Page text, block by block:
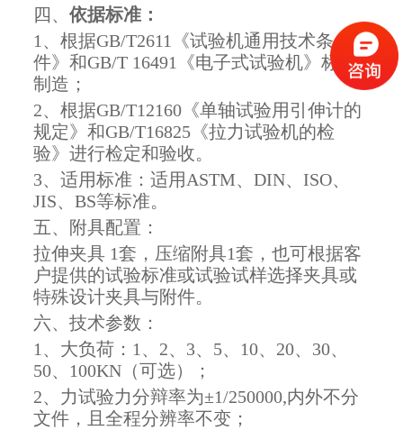
四、依据标准：
1、根据GB/T2611《试验机通用技术条
件》和GB/T 16491《电子式试验机》标准
制造；
2、根据GB/T12160《单轴试验用引伸计的
规定》和GB/T16825《拉力试验机的检
验》进行检定和验收。
3、适用标准：适用ASTM、DIN、ISO、
JIS、BS等标准。
五、附具配置：
拉伸夹具 1套，压缩附具1套，也可根据客
户提供的试验标准或试验试样选择夹具或
特殊设计夹具与附件。
六、技术参数：
1、大负荷：1、2、3、5、10、20、30、
50、100KN（可选）；
2、力试验力分辩率为±1/250000,内外不分
文件，且全程分辨率不变；